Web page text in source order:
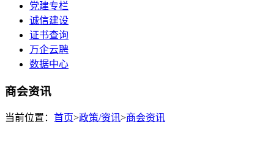
党建专栏
诚信建设
证书查询
万企云聘
数据中心
商会资讯
当前位置： 首页>政策/资讯>商会资讯